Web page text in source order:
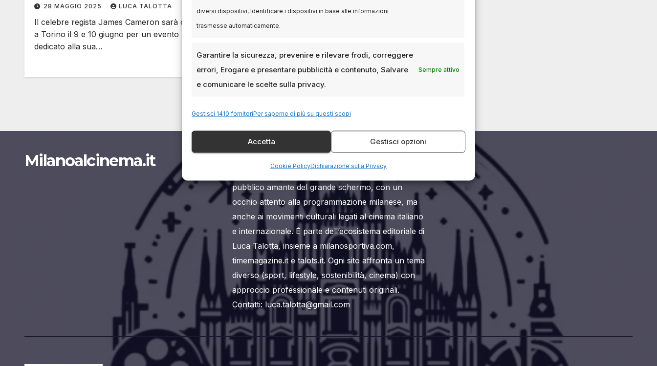
diversi dispositivi, Identificare i dispositivi in base alle informazioni
trasmesse automaticamente.
Garantire la sicurezza, prevenire e rilevare frodi, correggere
errori, Erogare e presentare pubblicità e contenuto, Salvare
e comunicare le scelte sulla privacy.
Sempre attivo
Gestisci 1410 fornitoriPer saperne di più su questi scopi
Accetta Gestisci opzioni
Cookie PolicyDichiarazione sulla Privacy
28 MAGGIO 2025 LUCA TALOTTA
Il celebre regista James Cameron sarà ospite
a Torino il 9 e 10 giugno per un evento
dedicato alla sua…
Milanoalcinema.it
al mondo del cinema a Milano. Si rivolge a un
pubblico amante del grande schermo, con un
occhio attento alla programmazione milanese, ma
anche ai movimenti culturali legati al cinema italiano
e internazionale. È parte dell’ecosistema editoriale di
Luca Talotta, insieme a milanosportiva.com,
timemagazine.it e talots.it. Ogni sito affronta un tema
diverso (sport, lifestyle, sostenibilità, cinema) con
approccio professionale e contenuti originali.
Contatti: luca.talotta@gmail.com